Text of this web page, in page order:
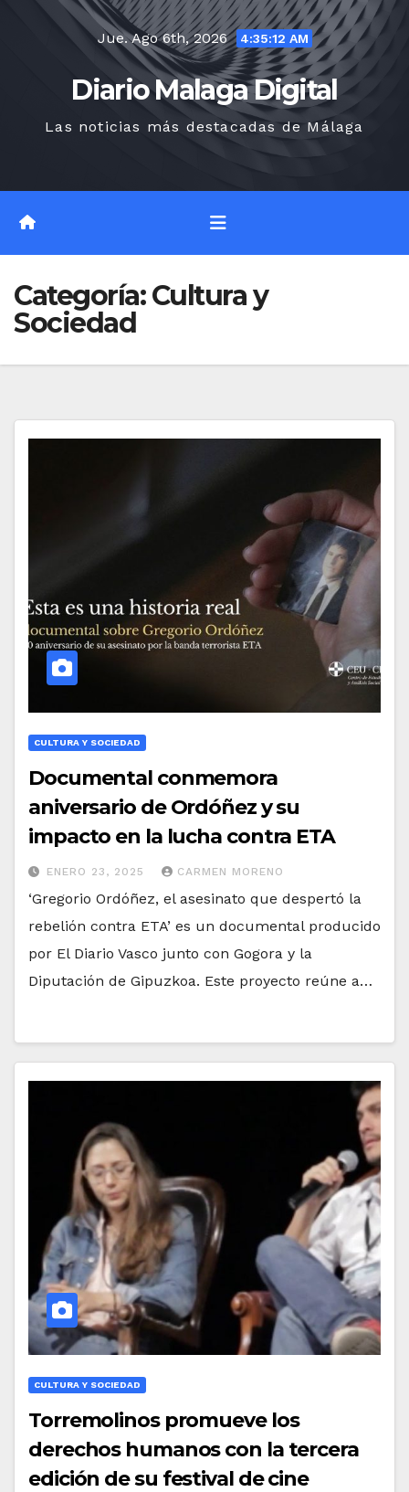
Jue. Ago 6th, 2026 4:35:14 AM
Diario Malaga Digital
Las noticias más destacadas de Málaga
Categoría:Cultura y
Sociedad
CULTURA Y SOCIEDAD
Documental conmemora
aniversario de Ordóñez y su
impacto en la lucha contra ETA
ENERO 23, 2025 CARMEN MORENO
‘Gregorio Ordóñez, el asesinato que despertó la
rebelión contra ETA’ es un documental producido
por El Diario Vasco junto con Gogora y la
Diputación de Gipuzkoa. Este proyecto reúne a…
CULTURA Y SOCIEDAD
Torremolinos promueve los
derechos humanos con la tercera
edición de su festival de cine